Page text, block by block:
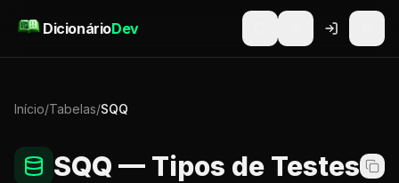
DicionárioDev
Início/Tabelas/SQQ
SQQ — Tipos de Testes